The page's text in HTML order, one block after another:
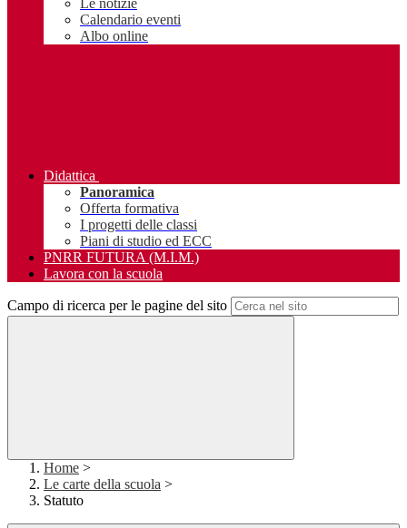
Le notizie
Calendario eventi
Albo online
Didattica
Panoramica
Offerta formativa
I progetti delle classi
Piani di studio ed ECC
PNRR FUTURA (M.I.M.)
Lavora con la scuola
Campo di ricerca per le pagine del sito
Home >
Le carte della scuola >
Statuto